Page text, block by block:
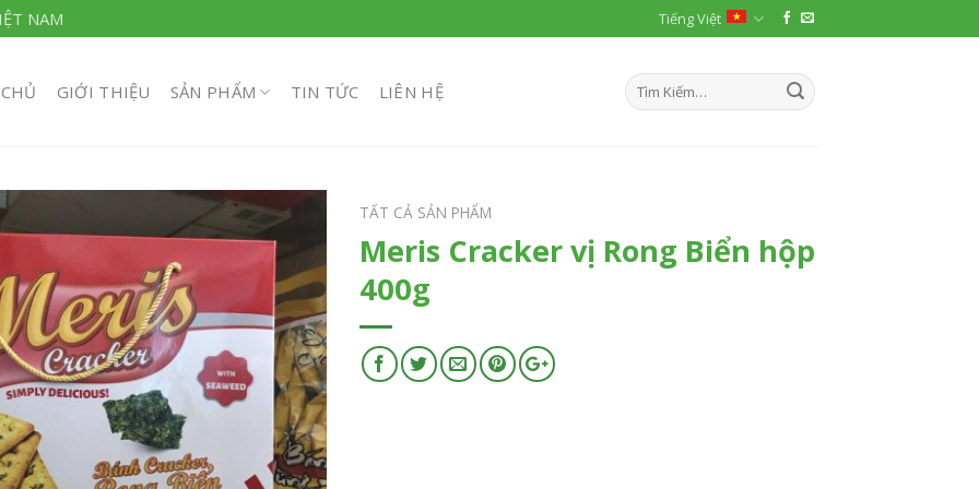
NAM Tiếng Việt
GIỚI THIỆU SẢN PHẨM TIN TỨC LIÊN HỆ
TẤT CẢ SẢN PHẨM
Meris Cracker vị Rong Biển hộp
400g